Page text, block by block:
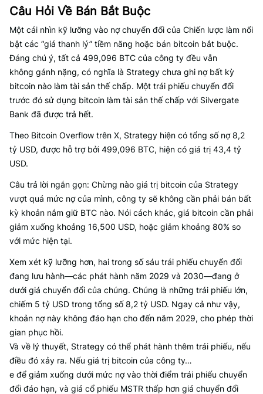
Câu Hỏi Về Bán Bắt Buộc
Một cái nhìn kỹ lưỡng vào nợ chuyển đổi của Chiến lược làm nổi
bật các “giá thanh lý” tiềm năng hoặc bán bitcoin bắt buộc.
Đáng chú ý, tất cả 499,096 BTC của công ty đều vẫn
không gánh nặng, có nghĩa là Strategy chưa ghi nợ bất kỳ
bitcoin nào làm tài sản thế chấp. Một trái phiếu chuyển đổi
trước đó sử dụng bitcoin làm tài sản thế chấp với Silvergate
Bank đã được trả hết.
Theo Bitcoin Overflow trên X, Strategy hiện có tổng số nợ 8,2
tỷ USD, được hỗ trợ bởi 499,096 BTC, hiện có giá trị 43,4 tỷ
USD.
Câu trả lời ngắn gọn: Chừng nào giá trị bitcoin của Strategy
vượt quá mức nợ của mình, công ty sẽ không cần phải bán bất
kỳ khoản nắm giữ BTC nào. Nói cách khác, giá bitcoin cần phải
giảm xuống khoảng 16,500 USD, hoặc giảm khoảng 80% so
với mức hiện tại.
Xem xét kỹ lưỡng hơn, hai trong số sáu trái phiếu chuyển đổi
đang lưu hành—các phát hành năm 2029 và 2030—đang ở
dưới giá chuyển đổi của chúng. Chúng là những trái phiếu lớn,
chiếm 5 tỷ USD trong tổng số 8,2 tỷ USD. Ngay cả như vậy,
khoản nợ này không đáo hạn cho đến năm 2029, cho phép thời
gian phục hồi.
Và về lý thuyết, Strategy có thể phát hành thêm trái phiếu, nếu
điều đó xảy ra. Nếu giá trị bitcoin của công ty…
e để giảm xuống dưới mức nợ vào thời điểm trái phiếu chuyển
đổi đáo hạn, và giá cổ phiếu MSTR thấp hơn giá chuyển đổi